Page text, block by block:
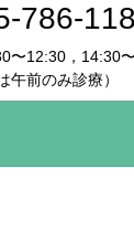
786-
〜12:30，14:30
午前のみ診療）